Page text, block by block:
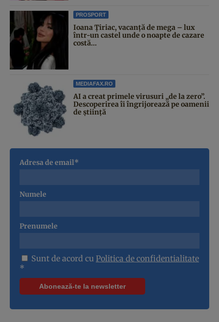
PROSPORT
Ioana Țiriac, vacanță de mega – lux
într-un castel unde o noapte de cazare
costă...
MEDIAFAX.RO
AI a creat primele virusuri „de la zero”.
Descoperirea îi îngrijorează pe oamenii
de știință
Adresa de email*
Numele
Prenumele
Sunt de acord cu Politica de confidentialitate
*